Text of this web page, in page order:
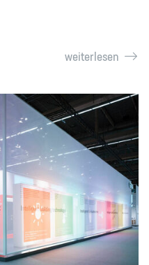
weiterlesen